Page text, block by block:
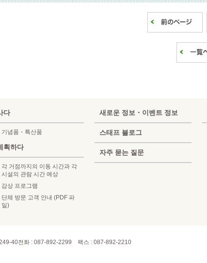
다
기념품・특산품
획하다
각 거점까지의 이동 시간과 각
시설의 관람 시간 예상
감상 프로그램
단체 방문 고객 안내 (PDF 파
일)
새로운 정보・이벤트 정보
스태프 블로그
자주 묻는 질문
40전화 : 087-892-2299 팩스 : 087-892-2210